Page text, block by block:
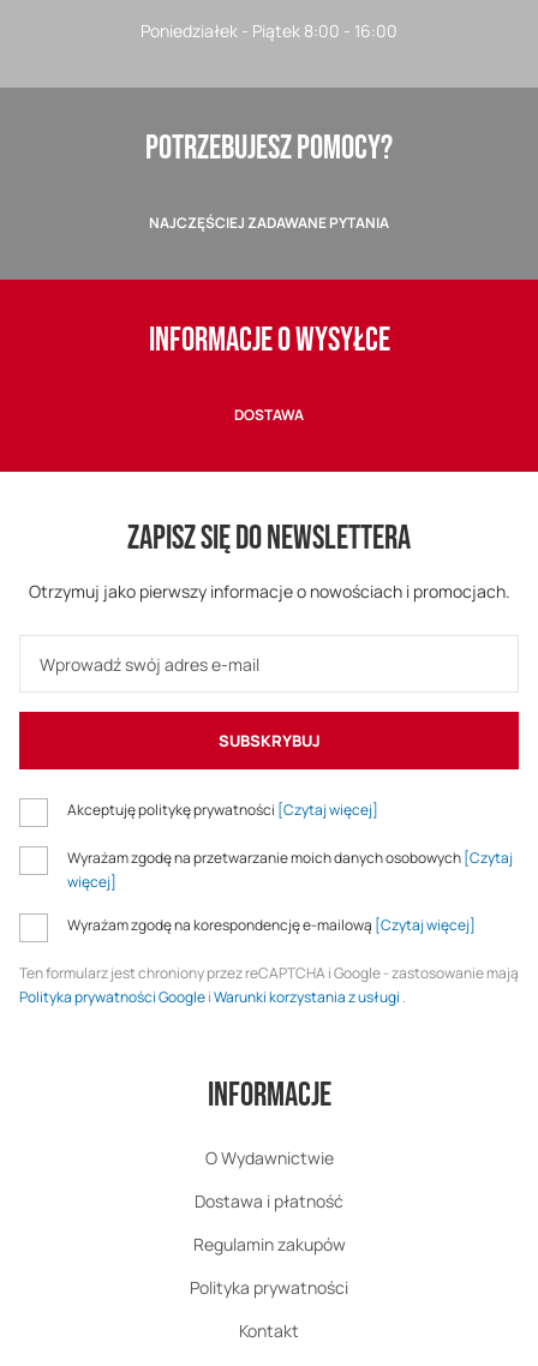
Poniedziałek - Piątek 8:00 - 16:00
POTRZEBUJESZ POMOCY?
NAJCZĘŚCIEJ ZADAWANE PYTANIA
INFORMACJE O WYSYŁCE
DOSTAWA
ZAPISZ SIĘ DO NEWSLETTERA
Otrzymuj jako pierwszy informacje o nowościach i promocjach.
SUBSKRYBUJ
Akceptuję politykę prywatności [Czytaj więcej]
Wyrażam zgodę na przetwarzanie moich danych osobowych[Czytaj
więcej]
Wyrażam zgodę na korespondencję e-mailową [Czytaj więcej]
Ten formularz jest chroniony przez reCAPTCHA i Google - zastosowanie mają
Polityka prywatności GoogleiWarunki korzystania z usługi .
Informacje
O Wydawnictwie
Dostawa i płatność
Regulamin zakupów
Polityka prywatności
Kontakt